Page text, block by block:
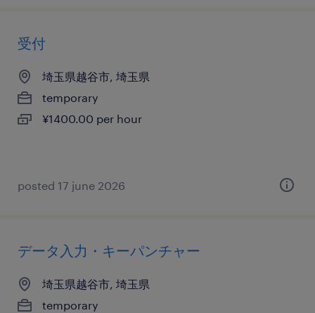
受付
埼玉県越谷市, 埼玉県
temporary
¥1400.00 per hour
posted 17 june 2026
データ入力・キーパンチャー
埼玉県越谷市, 埼玉県
temporary